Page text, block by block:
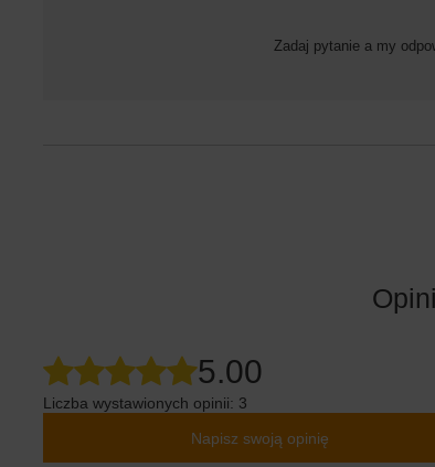
Zadaj pytanie a my
5.00
Liczba wystawionych opinii: 3
Napisz swoją opinię